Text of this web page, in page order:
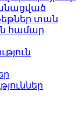
տան
համար